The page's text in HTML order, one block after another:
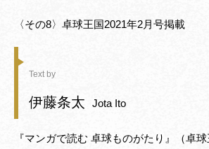
〈その8〉卓球王国2021年2月号掲載
Text by
伊藤条太 Jota Ito
『マンガで読む 卓球ものがたり』（卓